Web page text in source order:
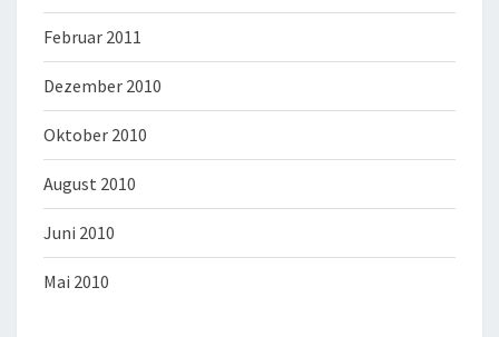
Februar 2011
Dezember 2010
Oktober 2010
August 2010
Juni 2010
Mai 2010